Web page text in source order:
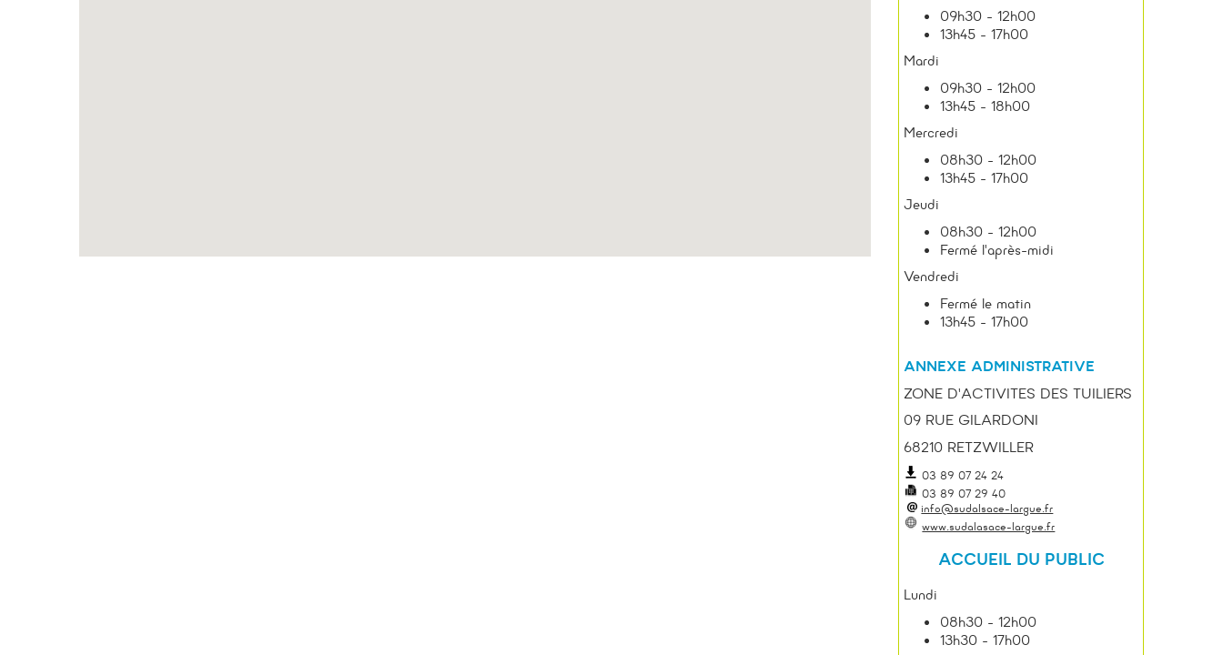
09h30 - 12h00
13h45 - 17h00
Mardi
09h30 - 12h00
13h45 - 18h00
Mercredi
08h30 - 12h00
13h45 - 17h00
Jeudi
08h30 - 12h00
Fermé l'après-midi
Vendredi
Fermé le matin
13h45 - 17h00
ANNEXE ADMINISTRATIVE
ZONE D'ACTIVITES DES TUILIERS
09 RUE GILARDONI
68210 RETZWILLER
03 89 07 24 24
03 89 07 29 40
info@sudalsace-largue.fr
www.sudalasace-largue.fr
ACCUEIL DU PUBLIC
Lundi
08h30 - 12h00
13h30 - 17h00